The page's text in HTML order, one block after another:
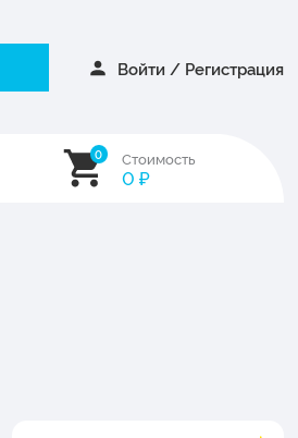
Войти / Регистрация
0 Стоимость
0 ₽